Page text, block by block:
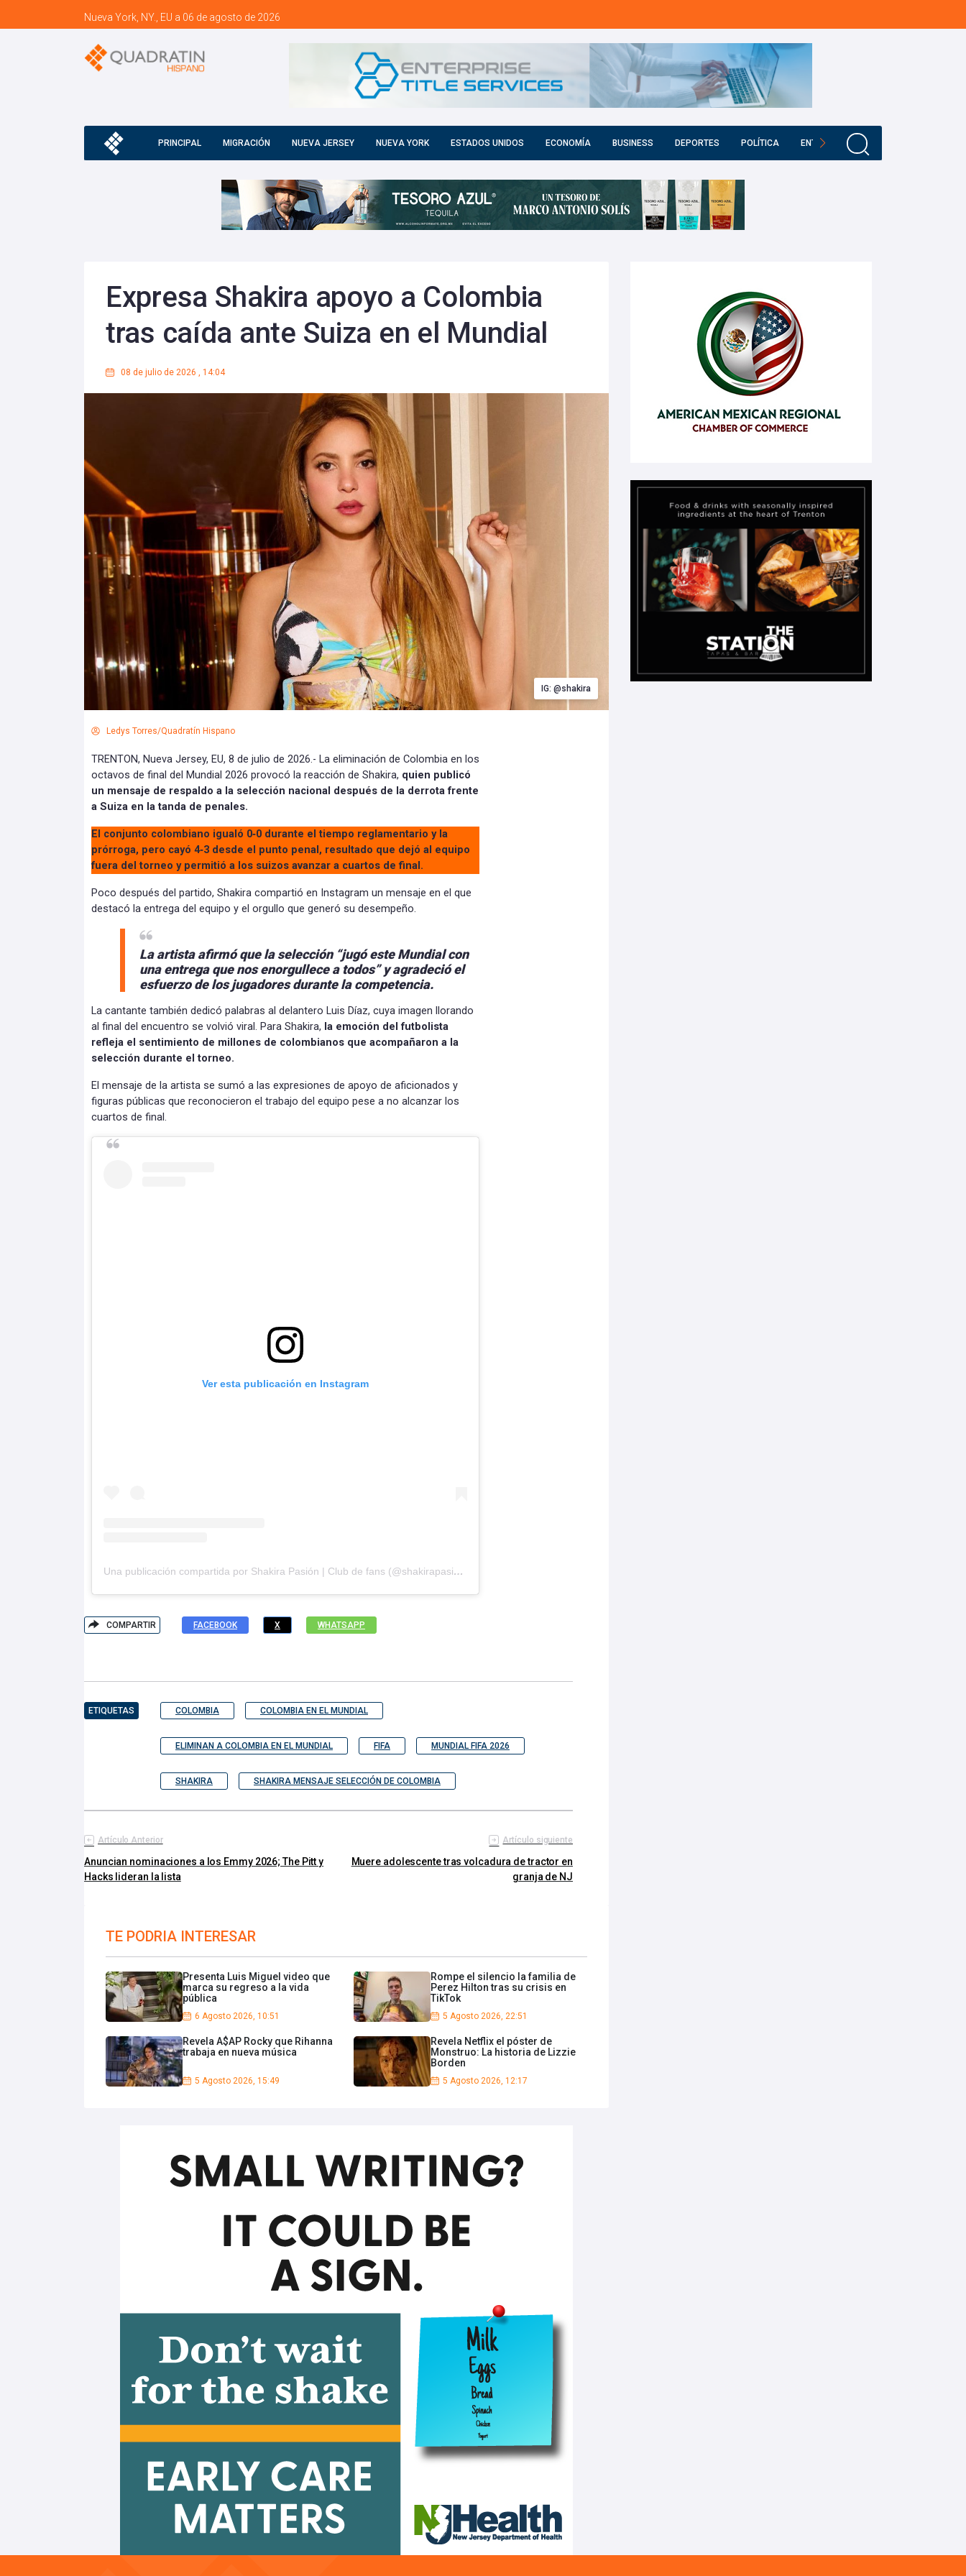
Nueva York, NY., EU a 06 de agosto de 2026
PRINCIPAL MIGRACIÓN NUEVA JERSEY NUEVA YORK ESTADOS UNIDOS ECONOMÍA BUSINESS DEPORTES POLÍTICA ENTRETENIMIENTO
Expresa Shakira apoyo a Colombia
tras caída ante Suiza en el Mundial
08 de julio de 2026 , 14:04
IG: @shakira
Ledys Torres/Quadratín Hispano
TRENTON, Nueva Jersey, EU, 8 de julio de 2026.- La eliminación de Colombia en los
octavos de final del Mundial 2026 provocó la reacción de Shakira, quien publicó
un mensaje de respaldo a la selección nacional después de la derrota frente
a Suiza en la tanda de penales.
El conjunto colombiano igualó 0‑0 durante el tiempo reglamentario y la
prórroga, pero cayó 4‑3 desde el punto penal, resultado que dejó al equipo
fuera del torneo y permitió a los suizos avanzar a cuartos de final.
Poco después del partido, Shakira compartió en Instagram un mensaje en el que
destacó la entrega del equipo y el orgullo que generó su desempeño.
La artista afirmó que la selección “jugó este Mundial con
una entrega que nos enorgullece a todos” y agradeció el
esfuerzo de los jugadores durante la competencia.
La cantante también dedicó palabras al delantero Luis Díaz, cuya imagen llorando
al final del encuentro se volvió viral. Para Shakira, la emoción del futbolista
refleja el sentimiento de millones de colombianos que acompañaron a la
selección durante el torneo.
El mensaje de la artista se sumó a las expresiones de apoyo de aficionados y
figuras públicas que reconocieron el trabajo del equipo pese a no alcanzar los
cuartos de final.
Ver esta publicación en Instagram
Una publicación compartida por Shakira Pasión | Club de fans (@shakirapasion)
COMPARTIR FACEBOOK X WHATSAPP
ETIQUETAS COLOMBIA COLOMBIA EN EL MUNDIAL
ELIMINAN A COLOMBIA EN EL MUNDIAL FIFA MUNDIAL FIFA 2026
SHAKIRA SHAKIRA MENSAJE SELECCIÓN DE COLOMBIA
Artículo Anterior
Anuncian nominaciones a los Emmy 2026; The Pitt y
Hacks lideran la lista
Artículo siguiente
Muere adolescente tras volcadura de tractor en
granja de NJ
TE PODRIA INTERESAR
Presenta Luis Miguel video que
marca su regreso a la vida
pública
6 Agosto 2026, 10:51
Rompe el silencio la familia de
Perez Hilton tras su crisis en
TikTok
5 Agosto 2026, 22:51
Revela A$AP Rocky que Rihanna
trabaja en nueva música
5 Agosto 2026, 15:49
Revela Netflix el póster de
Monstruo: La historia de Lizzie
Borden
5 Agosto 2026, 12:17